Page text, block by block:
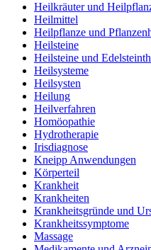
Heilkräuter und
Heilmittel
Heilpflanze und
Heilsteine
Heilsteine und
Heilsysteme
Heilsysten
Heilung
Heilverfahren
Homöopathie
Hydrotherapie
Irisdiagnose
Kneipp Anwendungen
Körperteil
Krankheit
Krankheiten
Krankheitsgründe und
Krankheitssymptome
Massage